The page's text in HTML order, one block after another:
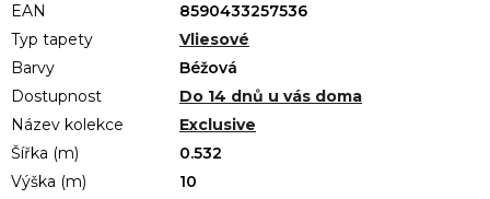
EAN
8590433257536
Typ tapety
Vliesové
Barvy
Béžová
Dostupnost
Do 14 dnů u vás doma
Název kolekce
Exclusive
Šířka (m)
0.532
Výška (m)
10